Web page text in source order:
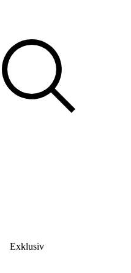
Exklusiv